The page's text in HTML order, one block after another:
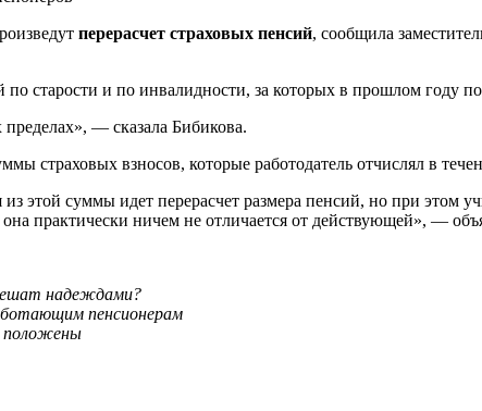
перерасчет страховых пенсий, сообщила
старости и по инвалидности, за которых в прошлом году
— сказала Бибикова.
страховых взносов, которые работодатель отчислял в
этой суммы идет перерасчет размера пенсий, но при этом
практически ничем не отличается от действующей», —
надеждами?
пенсионерам
положены